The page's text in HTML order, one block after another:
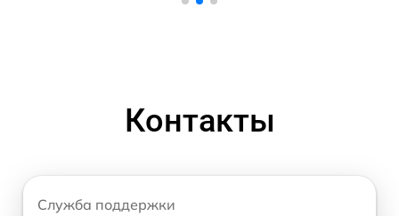
Контакты
Служба поддержки